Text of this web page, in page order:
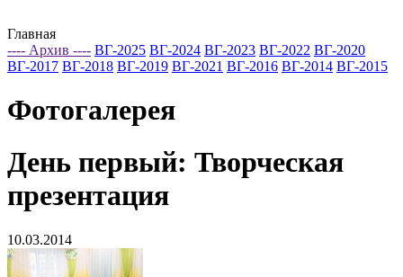
Главная
---- Архив ---- ВГ-2025 ВГ-2024 ВГ-2023 ВГ-2022 ВГ-2020
ВГ-2017 ВГ-2018 ВГ-2019 ВГ-2021 ВГ-2016 ВГ-2014 ВГ-2015
Фотогалерея
День первый: Творческая
презентация
10.03.2014